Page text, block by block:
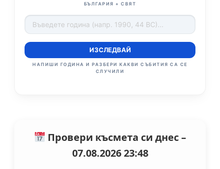
БЪЛГАРИЯ + СВЯТ
ИЗСЛЕДВАЙ
НАПИШИ ГОДИНА И РАЗБЕРИ КАКВИ СЪБИТИЯ СА СЕ
СЛУЧИЛИ
Провери късмета си днес –
07.08.2026 23:48